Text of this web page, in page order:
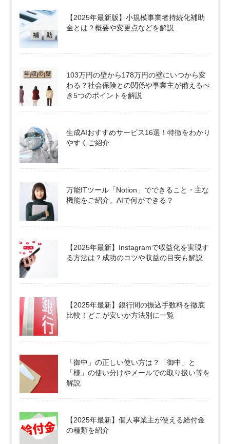
【2025年最新版】小規模事業者持続化補助
金とは？概要や変更点などを解説
103万円の壁から178万円の壁にいつから変
わる？社会保険との関係や事業主が備えるべ
き5つのポイントを解説
生成AIおすすめサービス16選！特徴をわかり
やすくご紹介
万能ITツール「Notion」でできること・主な
機能をご紹介。AIで何ができる？
【2025年最新】Instagramで収益化を実現す
る方法は？成功のコツや収益の目安も解説
【2025年最新】銀行間の振込手数料を徹底
比較！どこが安いか方法別に一覧
「御中」の正しい使い方は？「御中」と
「様」の使い分けやメールでの取り扱い等を
解説
【2025年最新】個人事業主が使える給付金
の種類を紹介